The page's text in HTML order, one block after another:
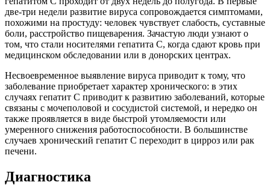
две-три недели развитие вируса сопровождается симптомами,
похожими на простуду: человек чувствует слабость, суставные
боли, расстройство пищеварения. Зачастую люди узнают о
том, что стали носителями гепатита С, когда сдают кровь при
медицинском обследовании или в донорских центрах.
Несвоевременное выявление вируса приводит к тому, что
заболевание приобретает характер хронического: в этих
случаях гепатит С приводит к развитию заболеваний, которые
связаны с мочеполовой и сосудистой системой, и нередко он
также проявляется в виде быстрой утомляемости или
умеренного снижения работоспособности. В большинстве
случаев хронический гепатит С переходит в цирроз или рак
печени.
Диагностика